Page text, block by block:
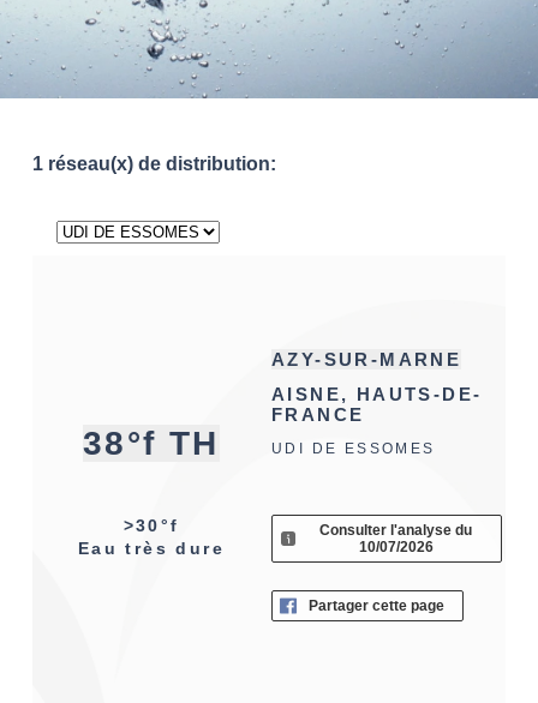
1 réseau(x) de distribution:
38°f TH
>30°f
Eau très dure
AZY-SUR-MARNE
AISNE, HAUTS-DE-
FRANCE
UDI DE ESSOMES
Consulter l'analyse du
10/07/2026
Partager cette page